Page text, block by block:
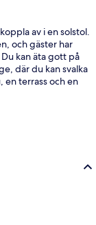
av i en solstol.
och gäster har
kan äta gott på
där du kan svalka
en terrass och en